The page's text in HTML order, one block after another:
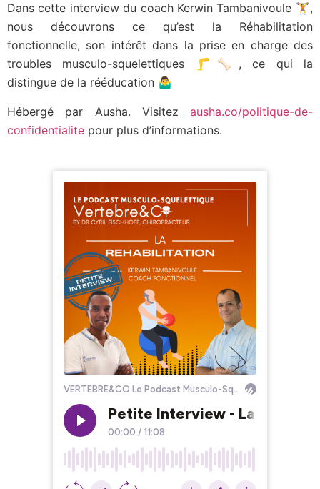
Dans cette interview du coach Kerwin Tambanivoule 🏋️,
nous découvrons ce qu’est la Réhabilitation
fonctionnelle, son intérêt dans la prise en charge des
troubles musculo-squelettiques 🦵🦴, ce qui la
distingue de la rééducation 🤷‍♂️
Hébergé par Ausha. Visitez ausha.co/politique-de-
confidentialite pour plus d’informations.